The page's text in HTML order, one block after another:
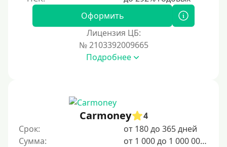
7000 руб
20000 руб
25000 руб
Оформить
Лицензия ЦБ:
№ 2103392009665
Подробнее
Carmoney
4
Срок:
от 180 до 365 дней
Сумма:
от 1 000 до 1 000 000 ₽